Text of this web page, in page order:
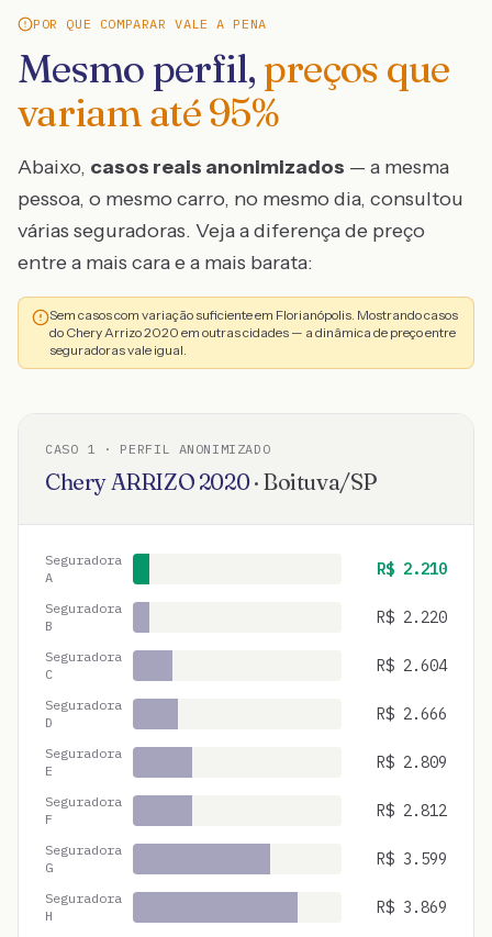
POR QUE COMPARAR VALE A PENA
Mesmo perfil, preços que
variam até95%
Abaixo, casos reais anonimizados — a mesma
pessoa, o mesmo carro, no mesmo dia, consultou
várias seguradoras. Veja a diferença de preço
entre a mais cara e a mais barata:
Sem casos com variação suficiente em Florianópolis. Mostrando casos
do Chery Arrizo 2020 em outras cidades — a dinâmica de preço entre
seguradoras vale igual.
CASO 1 · PERFIL ANONIMIZADO
CheryARRIZO 2020· Boituva/SP
Seguradora
A
R$ 2.210
Seguradora
B
R$ 2.220
Seguradora
C
R$ 2.604
Seguradora
D
R$ 2.666
Seguradora
E
R$ 2.809
Seguradora
F
R$ 2.812
Seguradora
G
R$ 3.599
Seguradora
H
R$ 3.869